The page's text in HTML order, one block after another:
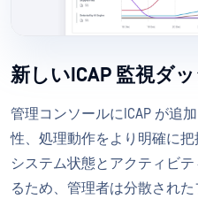
新しいICAP 監視ダ
管理コンソールにICAP が追
性、処理動作をより明確に把
システム状態とアクティビ
るため、管理者は分散され